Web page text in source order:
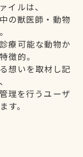
イルは、
の獣医師・動物
療可能な動物か
徴的。
想いを取材し記
理を行うユーザ
す。